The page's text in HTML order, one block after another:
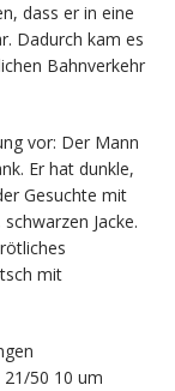
dass er in eine
Dadurch kam es
Bahnverkehr
vor: Der Mann
Er hat dunkle,
Gesuchte mit
Jacke.
mit
50 10 um